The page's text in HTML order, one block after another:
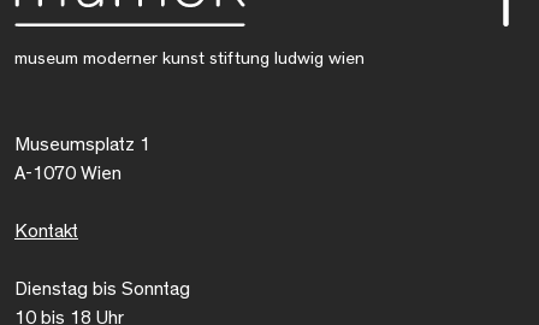
museum moderner kunst stiftung ludwig wien
Museumsplatz 1
A-1070 Wien
Kontakt
Dienstag bis Sonntag
10 bis 18 Uhr